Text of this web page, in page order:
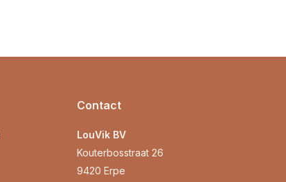
Contact
LouVik BV
Kouterbosstraat 26
9420 Erpe